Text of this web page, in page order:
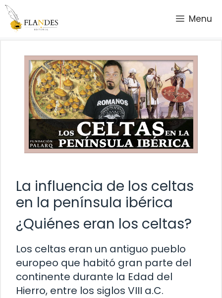
Saltar
contenido
Menu
La influencia de los celtas
en la península ibérica
¿Quiénes eran los celtas?
Los celtas eran un antiguo pueblo
europeo que habitó gran parte del
continente durante la Edad del
Hierro, entre los siglos VIII a.C.